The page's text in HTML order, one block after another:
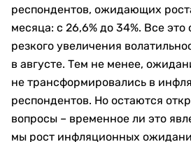
респондентов, ожидающих
месяца: с 26,6% до 34%. Все это
резкого увеличения
в августе. Тем не менее,
не трансформировались в
респондентов. Но остаются
вопросы – временное ли это
мы рост инфляционных